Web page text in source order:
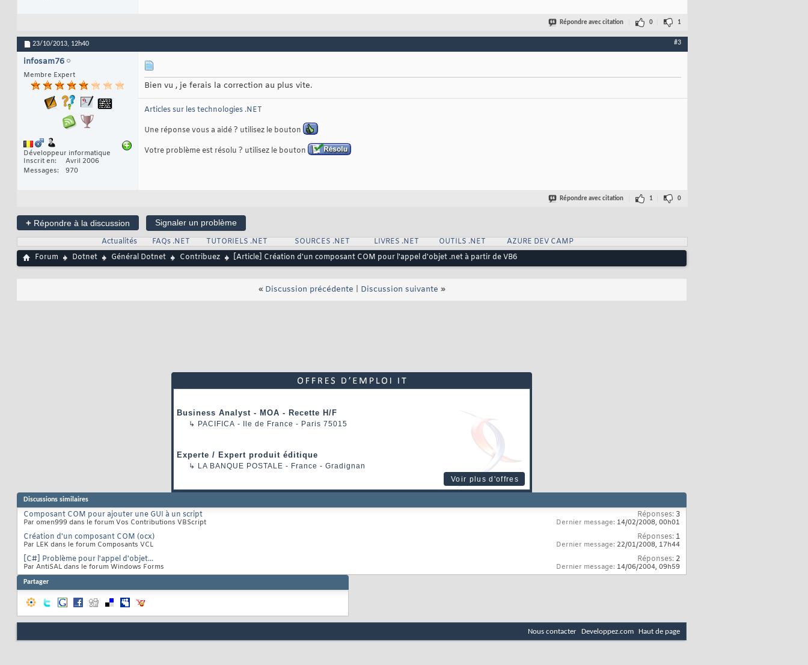
Répondre avec citation 0 1
23/10/2013, 12h40 #3
infosam76
Membre Expert
Développeur informatique
Inscrit en
Avril 2006
Messages
970
Bien vu , je ferais la correction au plus vite.
Articles sur les technologies .NET
Une réponse vous a aidé ? utilisez le bouton
Votre problème est résolu ? utilisez le bouton
Répondre avec citation 1 0
+ Répondre à la discussion
Signaler un problème
Actualités
FAQs .NET TUTORIELS .NET SOURCES .NET LIVRES .NET OUTILS .NET
AZURE DEV CAMP
Forum
Dotnet Général Dotnet Contribuez [Article] Création d'un composant COM pour l'appel d'objet .net à partir de VB6
« Discussion précédente Discussion suivante »
Business Analyst - MOA - Recette H/F
↳ PACIFICA - Ile de France - Paris 75015
Experte / Expert produit éditique
↳ LA BANQUE POSTALE - France - Gradignan
Voir plus d'offres
Discussions similaires
Composant COM pour ajouter une GUI à un script
Par omen999 dans le forum Vos Contributions VBScript
Réponses: 3
Dernier message: 14/02/2008, 00h01
Création d'un composant COM (ocx)
Par LEK dans le forum Composants VCL
Réponses: 1
Dernier message: 22/01/2008, 17h44
[C#] Problème pour l'appel d'objet...
Par AntiSAL dans le forum Windows Forms
Réponses: 2
Dernier message: 14/06/2004, 09h59
Partager
Nous contacter Developpez.com Haut de page